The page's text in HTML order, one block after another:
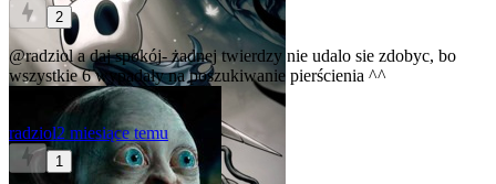
2
@radziola daj spokój- żadnej twierdzy nie udalo sie zdobyc, bo
wszystkie 6 wypadały na poszukiwanie pierścienia ^^
radziol2 miesiące temu
1